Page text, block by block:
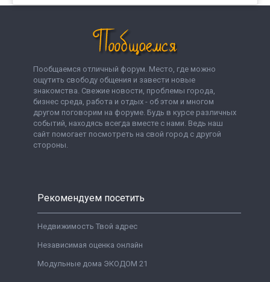
Пообщаемся отличный форум. Место, где можно
ощутить свободу общения и завести новые
знакомства. Свежие новости, проблемы города,
бизнес среда, работа и отдых - об этом и многом
другом поговорим на форуме. Будь в курсе различных
событий, находясь всегда вместе с нами. Ведь наш
сайт помогает посмотреть на свой город с другой
стороны.
Рекомендуем посетить
Недвижимость Твой адрес
Независимая оценка онлайн
Модульные дома ЭКОДОМ 21